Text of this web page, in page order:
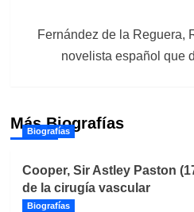
Fernández de la Reguera,
novelista español que
Más Biografías
Biografías
Cooper, Sir Astley Paston
de la cirugía vascular
Biografías